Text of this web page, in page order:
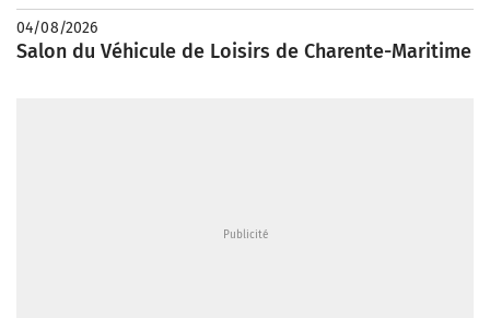
04/08/2026
Salon du Véhicule de Loisirs de Charente-Maritime